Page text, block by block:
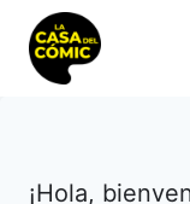
Saltar
contenido
¡Hola,